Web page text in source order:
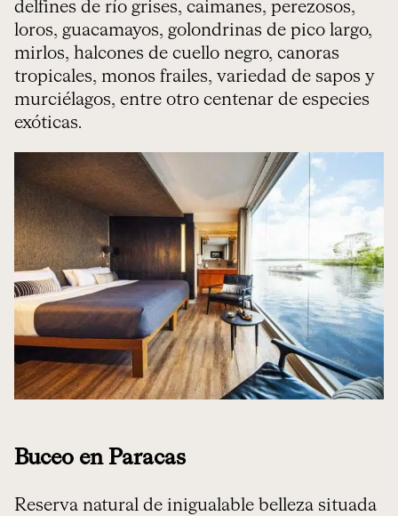
delfines de río grises, caimanes, perezosos,
loros, guacamayos, golondrinas de pico largo,
mirlos, halcones de cuello negro, canoras
tropicales, monos frailes, variedad de sapos y
murciélagos, entre otro centenar de especies
exóticas.
Buceo en Paracas
Reserva natural de inigualable belleza situada